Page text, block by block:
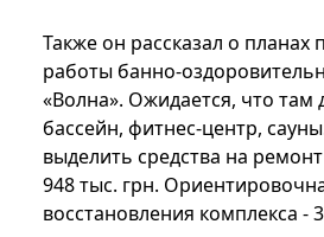
Также он рассказал о
работы банно-
«Волна». Ожидается, что там
бассейн, фитнес-центр,
выделить средства на
948 тыс. грн.
восстановления комплекса -